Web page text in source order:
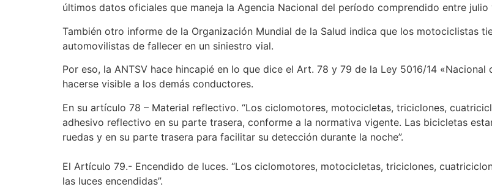
últimos datos oficiales que maneja la Agencia Nacional del período comprendido entre
También otro informe de la Organización Mundial de la Salud indica que los motociclistas
automovilistas de fallecer en un siniestro vial.
Por eso, la ANTSV hace hincapié en lo que dice el Art. 78 y 79 de la Ley 5016/14
hacerse visible a los demás conductores.
En su artículo 78 – Material reflectivo. “Los ciclomotores, motocicletas, triciclones,
adhesivo reflectivo en su parte trasera, conforme a la normativa vigente. Las bicicletas
ruedas y en su parte trasera para facilitar su detección durante la noche”.
El Artículo 79.- Encendido de luces. “Los ciclomotores, motocicletas, triciclones,
las luces encendidas”.